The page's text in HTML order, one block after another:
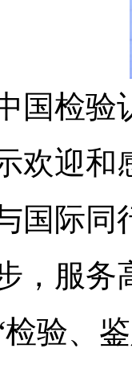
检验认
欢迎和
国际同
，服务
检验、